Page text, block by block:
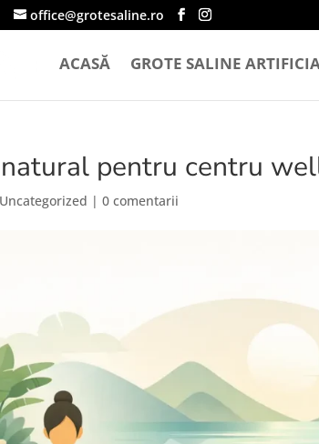
office@grotesaline.ro
ACASĂ GROTE SALINE
pentru centru
Uncategorized |0 comentarii